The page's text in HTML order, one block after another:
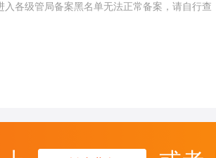
各级管局备案黑名单无法正常备案，请自行查